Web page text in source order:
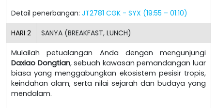
Detail penerbangan: JT2781 CGK - SYX (19:55 – 01:10)
HARI 2 SANYA (BREAKFAST, LUNCH)
Mulailah petualangan Anda dengan mengunjungi
Daxiao Dongtian, sebuah kawasan pemandangan luar
biasa yang menggabungkan ekosistem pesisir tropis,
keindahan alam, serta nilai sejarah dan budaya yang
mendalam.